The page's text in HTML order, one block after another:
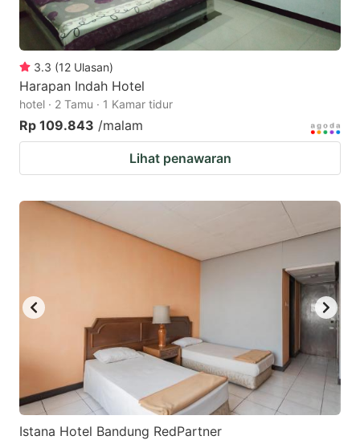
3.3 (12 Ulasan)
Harapan Indah Hotel
hotel · 2 Tamu · 1 Kamar tidur
Rp 109.843 /malam
Lihat penawaran
Istana Hotel Bandung RedPartner